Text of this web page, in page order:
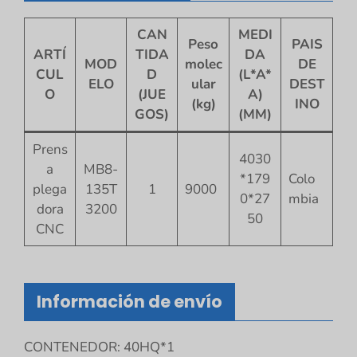
ARTÍ
CUL
O
MOD
ELO
CAN
TIDA
D
(JUE
GOS)
Peso
molec
ular
(kg)
MEDI
DA
(L*A*
A)
(MM)
PAIS
DE
DEST
INO
Prens
a
plega
dora
CNC
MB8-
135T
3200
1 9000
4030
*179
0*27
50
Colo
mbia
Información de envío
CONTENEDOR: 40HQ*1